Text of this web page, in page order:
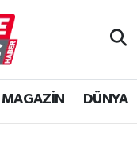
MAGAZİN DÜNYA